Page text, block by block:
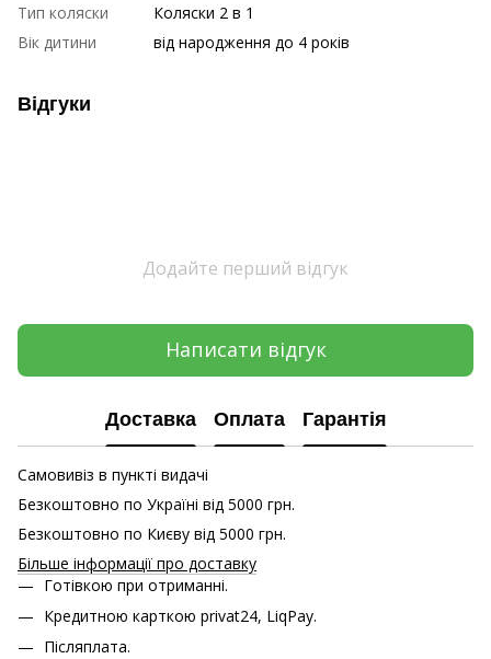
Тип коляски
Коляски 2 в 1
Вік дитини
від народження до 4 років
Відгуки
Додайте перший відгук
Написати відгук
Доставка Оплата Гарантія
Самовивіз в пункті видачі
Безкоштовно по Україні від 5000 грн.
Безкоштовно по Києву від 5000 грн.
Більше інформації про доставку
Готівкою при отриманні.
Кредитною карткою privat24, LiqPay.
Післяплата.